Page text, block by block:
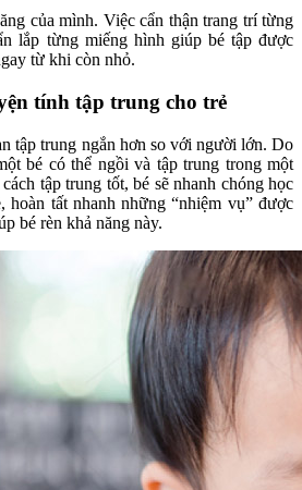
của mình. Việc cẩn thận trang trí từng
lắp từng miếng hình giúp bé tập được
từ khi còn nhỏ.
tính tập trung cho trẻ
tập trung ngắn hơn so với người lớn. Do
bé có thể ngồi và tập trung trong một
tập trung tốt, bé sẽ nhanh chóng học
hoàn tất nhanh những “nhiệm vụ” được
bé rèn khả năng này.